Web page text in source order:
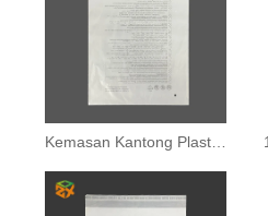
Kemasan Kantong Plastik Biodegradable